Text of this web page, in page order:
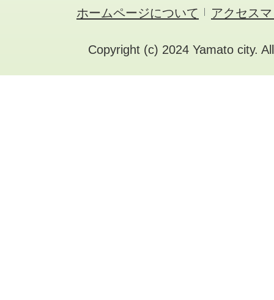
ホームページについて アクセス
Copyright (c) 2024 Yamato city.